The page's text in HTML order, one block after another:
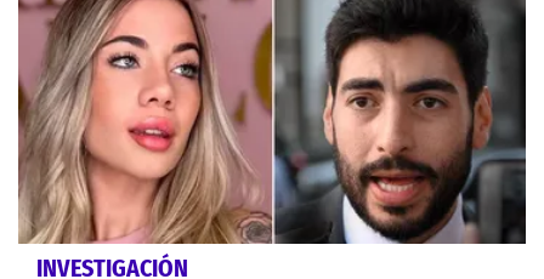
INVESTIGACIÓN